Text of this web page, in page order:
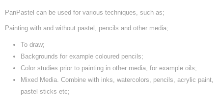
PanPastel can be used for various techniques, such as;
Painting with and without pastel, pencils and other media;
To draw;
Backgrounds for example coloured pencils;
Color studies prior to painting in other media, for example oils;
Mixed Media. Combine with inks, watercolors, pencils, acrylic paint,
pastel sticks etc;